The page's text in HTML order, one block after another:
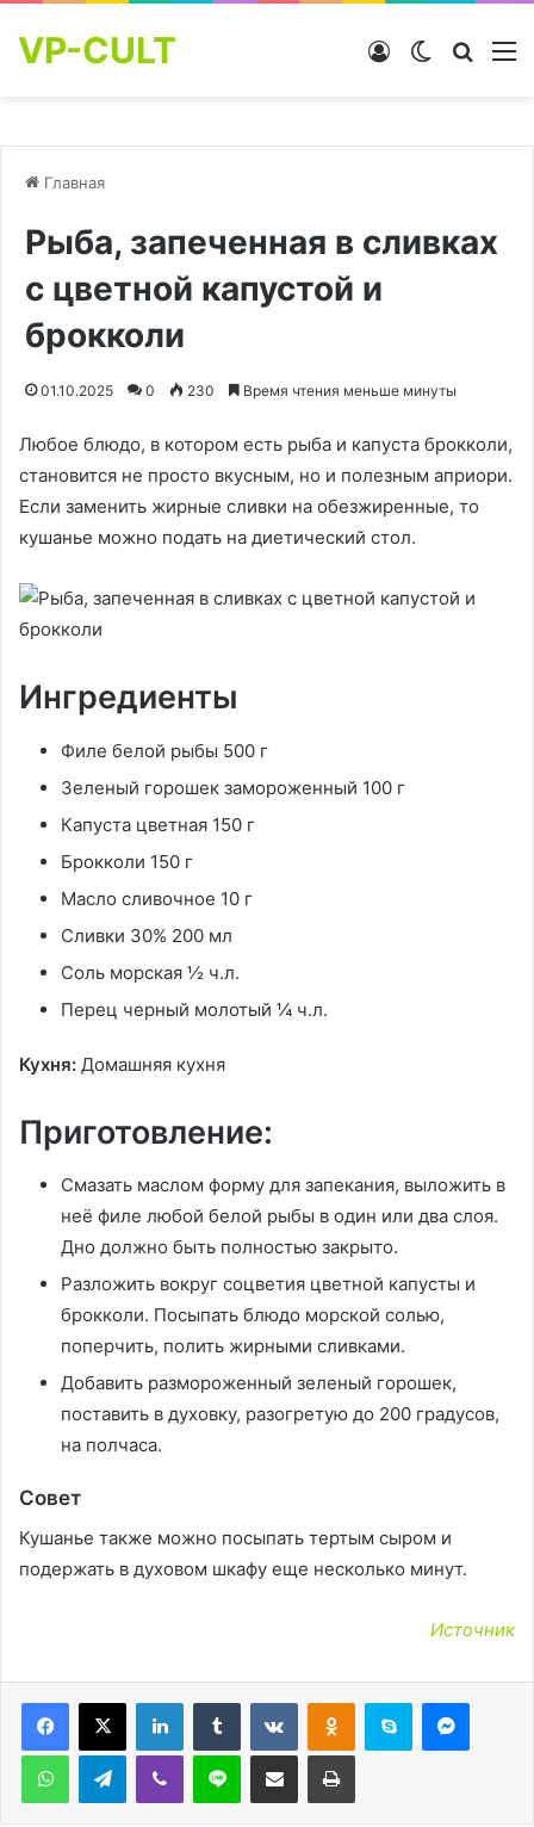
VP-CULT Switch skin
Войти
Главная
Рыба, запеченная в сливках
с цветной капустой и
брокколи
01.10.2025 0 230 Время чтения меньше минуты
Любое блюдо, в котором есть рыба и капуста брокколи,
становится не просто вкусным, но и полезным априори.
Если заменить жирные сливки на обезжиренные, то
кушанье можно подать на диетический стол.
Ингредиенты
Филе белой рыбы 500 г
Зеленый горошек замороженный 100 г
Капуста цветная 150 г
Брокколи 150 г
Масло сливочное 10 г
Сливки 30% 200 мл
Соль морская ½ ч.л.
Перец черный молотый ¼ ч.л.
Кухня: Домашняя кухня
Приготовление:
Смазать маслом форму для запекания, выложить в
неё филе любой белой рыбы в один или два слоя.
Дно должно быть полностью закрыто.
Разложить вокруг соцветия цветной капусты и
брокколи. Посыпать блюдо морской солью,
поперчить, полить жирными сливками.
Добавить размороженный зеленый горошек,
поставить в духовку, разогретую до 200 градусов,
на полчаса.
Совет
Кушанье также можно посыпать тертым сыром и
подержать в духовом шкафу еще несколько минут.
Источник
LinkedInTumblr ВконтактеОдноклассники
Skype
WhatsAppTelegramViber Line Поделиться через электронную почту Печатать